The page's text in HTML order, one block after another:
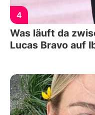
4
Was läuft da
Lucas Bravo auf